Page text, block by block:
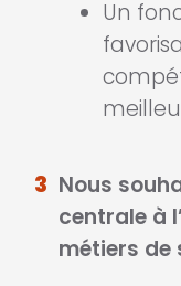
Un
3 Nous
centrale à
métiers de